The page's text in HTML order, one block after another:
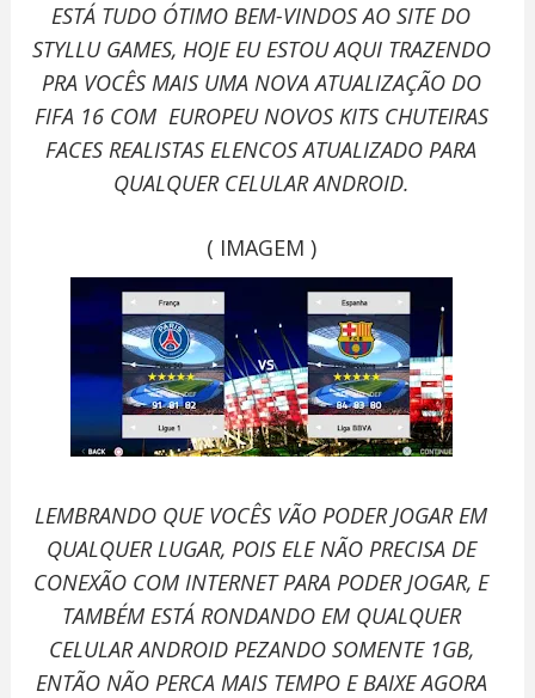
ESTÁ TUDO ÓTIMO BEM-VINDOS AO SITE DO
STYLLU GAMES, HOJE EU ESTOU AQUI TRAZENDO
PRA VOCÊS MAIS UMA NOVA ATUALIZAÇÃO DO
FIFA 16 COM EUROPEU NOVOS KITS CHUTEIRAS
FACES REALISTAS ELENCOS ATUALIZADO PARA
QUALQUER CELULAR ANDROID.
( IMAGEM )
LEMBRANDO QUE VOCÊS VÃO PODER JOGAR EM
QUALQUER LUGAR, POIS ELE NÃO PRECISA DE
CONEXÃO COM INTERNET PARA PODER JOGAR, E
TAMBÉM ESTÁ RONDANDO EM QUALQUER
CELULAR ANDROID PEZANDO SOMENTE 1GB,
ENTÃO NÃO PERCA MAIS TEMPO E BAIXE AGORA